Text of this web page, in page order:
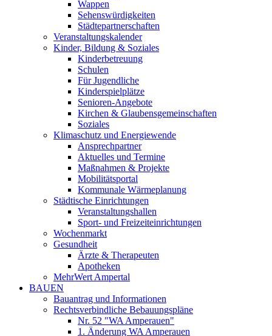
Wappen
Sehenswürdigkeiten
Städtepartnerschaften
Veranstaltungskalender
Kinder, Bildung & Soziales
Kinderbetreuung
Schulen
Für Jugendliche
Kinderspielplätze
Senioren-Angebote
Kirchen & Glaubensgemeinschaften
Soziales
Klimaschutz und Energiewende
Ansprechpartner
Aktuelles und Termine
Maßnahmen & Projekte
Mobilitätsportal
Kommunale Wärmeplanung
Städtische Einrichtungen
Veranstaltungshallen
Sport- und Freizeiteinrichtungen
Wochenmarkt
Gesundheit
Ärzte & Therapeuten
Apotheken
MehrWert Ampertal
BAUEN
Bauantrag und Informationen
Rechtsverbindliche Bebauungspläne
Nr. 52 "WA Amperauen"
1. Änderung WA Amperauen